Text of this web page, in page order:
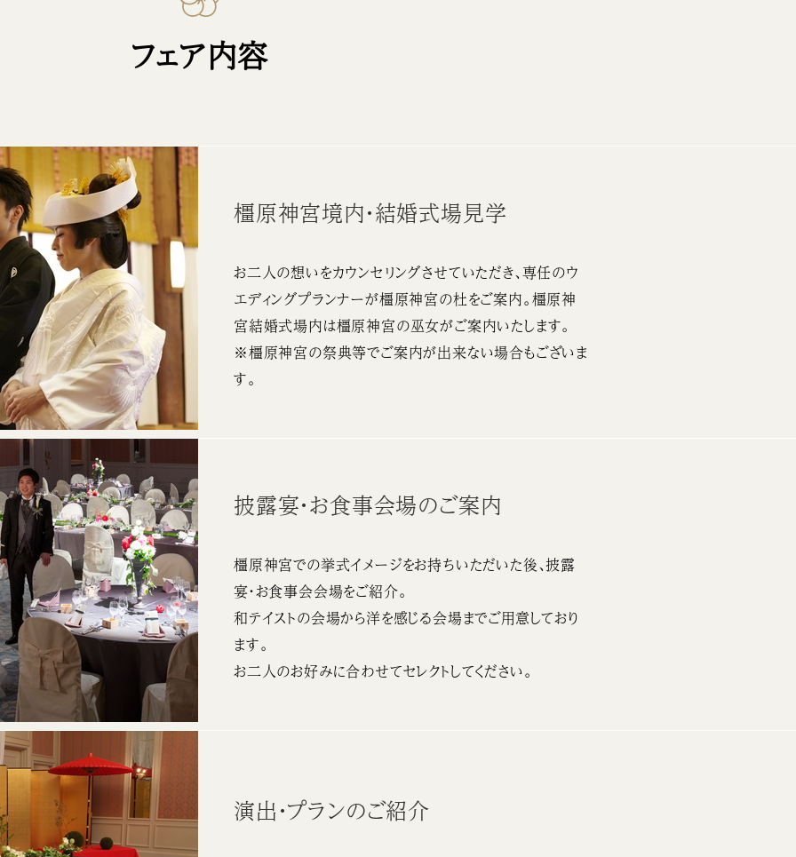
フェア内容
橿原神宮境内・結婚式場見学
お二人の想いをカウンセリングさせていただき、専任のウ
エディングプランナーが橿原神宮の杜をご案内。橿原神
宮結婚式場内は橿原神宮の巫女がご案内いたします。
※橿原神宮の祭典等でご案内が出来ない場合もございま
す。
披露宴・お食事会場のご案内
橿原神宮での挙式イメージをお持ちいただいた後、披露
宴・お食事会会場をご紹介。
和テイストの会場から洋を感じる会場までご用意しており
ます。
お二人のお好みに合わせてセレクトしてください。
演出・プランのご紹介